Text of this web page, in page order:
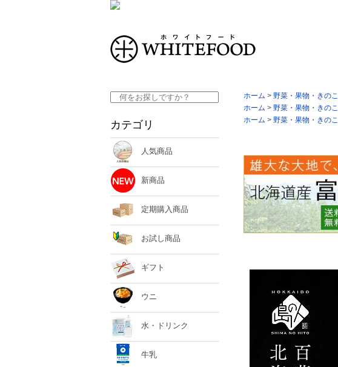
ホーム > 野菜・果物・きのこ
ホーム > 野菜・果物・きのこ
ホーム > 野菜・果物・きのこ
カテゴリ
人気商品
新商品
定期購入商品
お試し商品
ギフト
ウニ
水・ドリンク
牛乳